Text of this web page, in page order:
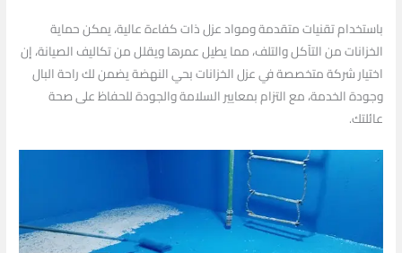
باستخدام تقنيات متقدمة ومواد عزل ذات كفاءة عالية، يمكن حماية
الخزانات من التآكل والتلف، مما يطيل عمرها ويقلل من تكاليف الصيانة، إن
اختيار شركة متخصصة في عزل الخزانات بحي النهضة يضمن لك راحة البال
وجودة الخدمة، مع التزام بمعايير السلامة والجودة للحفاظ على صحة
عائلتك.